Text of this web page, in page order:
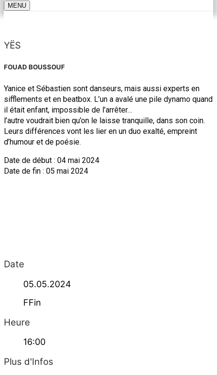
MENU
YËS
FOUAD BOUSSOUF
Yanice et Sébastien sont danseurs, mais aussi experts en
sifflements et en beatbox. L’un a avalé une pile dynamo quand
il était enfant, impossible de l’arrêter…
l’autre voudrait bien qu’on le laisse tranquille, dans son coin.
Leurs différences vont les lier en un duo exalté, empreint
d’humour et de poésie.
Date de début : 04 mai 2024
Date de fin : 05 mai 2024
Date
05.05.2024
FFin
Heure
16:00
Plus d'Infos